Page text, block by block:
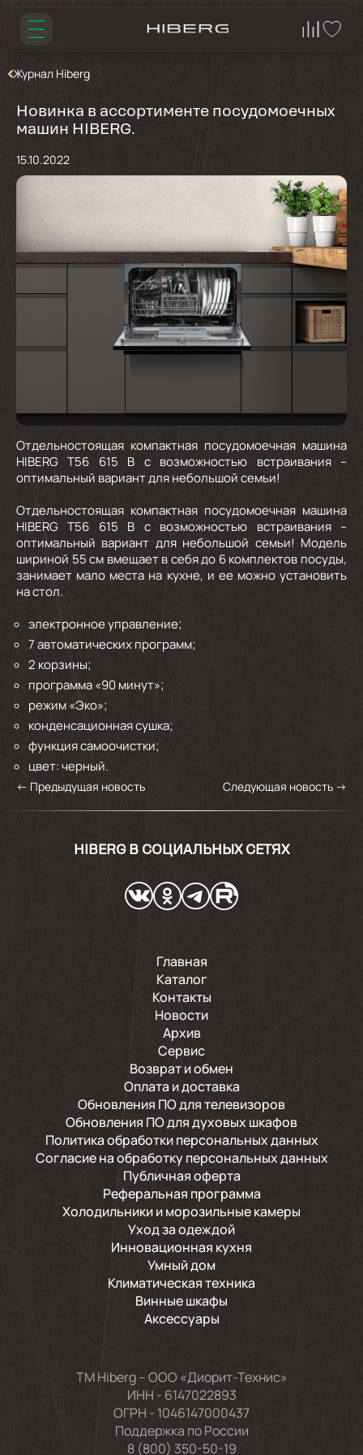
Журнал Hiberg
Новинка в ассортименте посудомоечных
машин HIBERG.
15.10.2022
Отдельностоящая компактная посудомоечная машина
HIBERG T56 615 B с возможностью встраивания –
оптимальный вариант для небольшой семьи!
Отдельностоящая компактная посудомоечная машина
HIBERG T56 615 B с возможностью встраивания –
оптимальный вариант для небольшой семьи! Модель
шириной 55 см вмещает в себя до 6 комплектов посуды,
занимает мало места на кухне, и ее можно установить
на стол.
электронное управление;
7 автоматических программ;
2 корзины;
программа «90 минут»;
режим «Эко»;
конденсационная сушка;
функция самоочистки;
цвет: черный.
← Предыдущая новость Следующая новость →
HIBERG В СОЦИАЛЬНЫХ СЕТЯХ
Главная
Каталог
Контакты
Новости
Архив
Сервис
Возврат и обмен
Оплата и доставка
Обновления ПО для телевизоров
Обновления ПО для духовых шкафов
Политика обработки персональных данных
Согласие на обработку персональных данных
Публичная оферта
Реферальная программа
Холодильники и морозильные камеры
Уход за одеждой
Инновационная кухня
Умный дом
Климатическая техника
Винные шкафы
Аксессуары
TM Hiberg – ООО «Диорит-Технис»
ИНН - 6147022893
ОГРН - 1046147000437
Поддержка по России
8 (800) 350-50-19